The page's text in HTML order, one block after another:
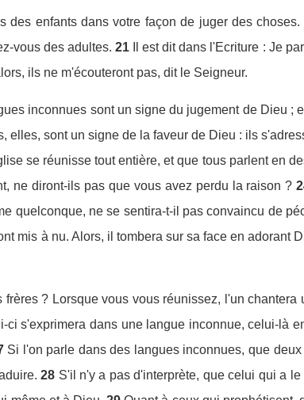
des enfants dans votre façon de juger des
vous des adultes. 21
Il est dit dans l'Ecriture : Je
ils ne m'écouteront pas, dit le Seigneur.
inconnues sont un signe du jugement de Dieu ;
elles, sont un signe de la faveur de Dieu : ils
se réunisse tout entière, et que tous parlent en
ne diront-ils pas que vous avez perdu la raison ?
quelconque, ne se sentira-t-il pas convaincu de
mis à nu. Alors, il tombera sur sa face en adorant
frères ? Lorsque vous vous réunissez, l'un
ci s'exprimera dans une langue inconnue, celui-là
Si l'on parle dans des langues inconnues, que
28 S'il n'y a pas d'interprète, que celui qui a